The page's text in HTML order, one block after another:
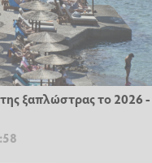
ξαπλώστρας το 2026 -